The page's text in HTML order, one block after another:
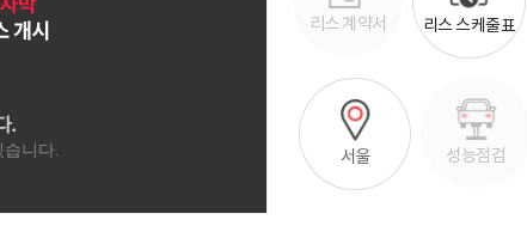
리스 계약서 리스 스케줄표
서울 성능점검